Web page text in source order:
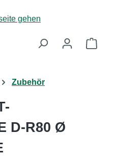
Zubehör
D-R80 Ø